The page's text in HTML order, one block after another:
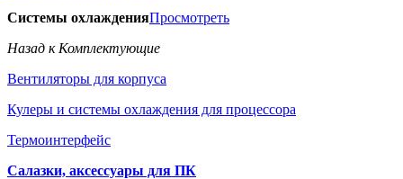
Системы охлажденияПросмотреть
Назад к Комплектующие
Вентиляторы для корпуса
Кулеры и системы охлаждения для процессора
Термоинтерфейс
Салазки, аксессуары для ПК